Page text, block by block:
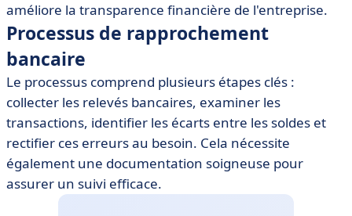
améliore la transparence financière de l'entreprise.
Processus de rapprochement
bancaire
Le processus comprend plusieurs étapes clés :
collecter les relevés bancaires, examiner les
transactions, identifier les écarts entre les soldes et
rectifier ces erreurs au besoin. Cela nécessite
également une documentation soigneuse pour
assurer un suivi efficace.